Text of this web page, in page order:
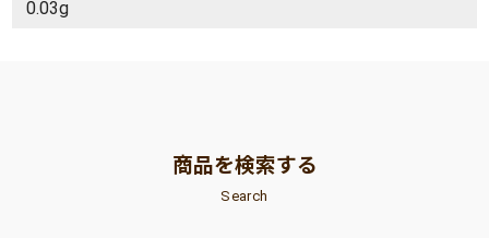
0.03g
商品を検索する
Search